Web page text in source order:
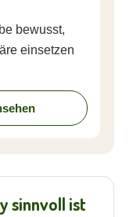
bewusst,
einsetzen
sinnvoll ist